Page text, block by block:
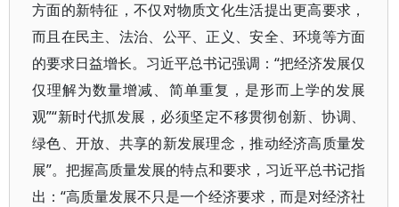
方面的新特征，不仅对物质文化生活提出更高要求，
而且在民主、法治、公平、正义、安全、环境等方面
的要求日益增长。习近平总书记强调：“把经济发展仅
仅理解为数量增减、简单重复，是形而上学的发展
观”“新时代抓发展，必须坚定不移贯彻创新、协调、
绿色、开放、共享的新发展理念，推动经济高质量发
展”。把握高质量发展的特点和要求，习近平总书记指
出：“高质量发展不只是一个经济要求，而是对经济社